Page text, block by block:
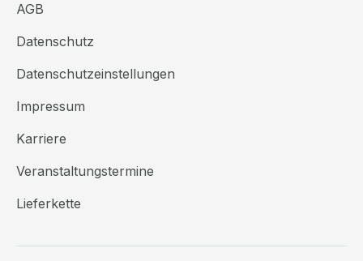
AGB
Datenschutz
Datenschutzeinstellungen
Impressum
Karriere
Veranstaltungstermine
Lieferkette